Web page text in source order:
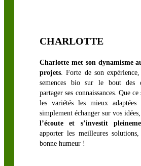
CHARLOTTE
Charlotte met son dynamisme
projets . Forte de son
semences bio sur le bout des
partager ses connaissances. Que
les variétés les mieux
simplement échanger sur vos idées,
l’écoute et s’investit
apporter les meilleures
bonne humeur !